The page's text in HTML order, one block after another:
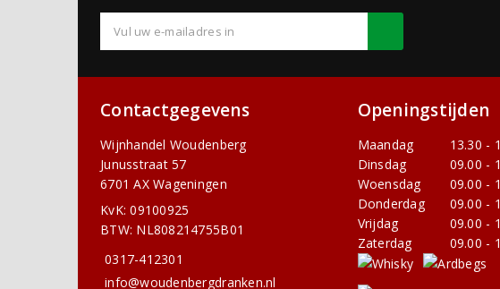
Contactgegevens
Wijnhandel Woudenberg
Junusstraat 57
6701 AX Wageningen
KvK: 09100925
BTW: NL808214755B01
0317-412301
info@woudenbergdranken.nl
Openingstijden
Maandag
13.30 -
Dinsdag
09.00 -
Woensdag
09.00 -
Donderdag
09.00 -
Vrijdag
09.00 -
Zaterdag
09.00 -